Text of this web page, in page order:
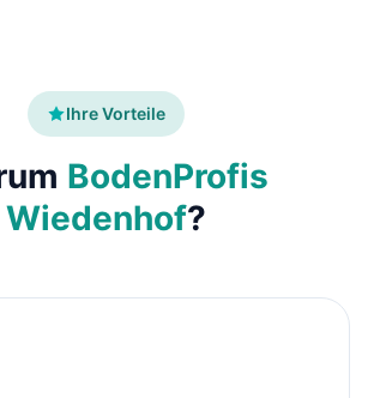
Ihre Vorteile
BodenProfis
Wiedenhof?